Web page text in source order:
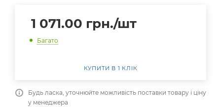
1 071.00 грн./шт
Багато
КУПИТИ В 1 КЛІК
Будь ласка, уточнюйте можливість поставки товару і ціну
у менеджера